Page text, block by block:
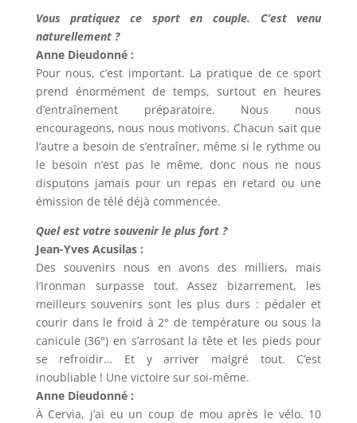
Vous pratiquez ce sport en couple. C’est venu
naturellement ?
Anne Dieudonné :
Pour nous, c’est important. La pratique de ce sport
prend énormément de temps, surtout en heures
d’entraînement préparatoire. Nous nous
encourageons, nous nous motivons. Chacun sait que
l’autre a besoin de s’entraîner, même si le rythme ou
le besoin n’est pas le même, donc nous ne nous
disputons jamais pour un repas en retard ou une
émission de télé déjà commencée.
Quel est votre souvenir le plus fort ?
Jean-Yves Acusilas :
Des souvenirs nous en avons des milliers, mais
l’Ironman surpasse tout. Assez bizarrement, les
meilleurs souvenirs sont les plus durs : pédaler et
courir dans le froid à 2° de température ou sous la
canicule (36°) en s’arrosant la tête et les pieds pour
se refroidir… Et y arriver malgré tout. C’est
inoubliable ! Une victoire sur soi-même.
Anne Dieudonné :
À Cervia, j’ai eu un coup de mou après le vélo. 10